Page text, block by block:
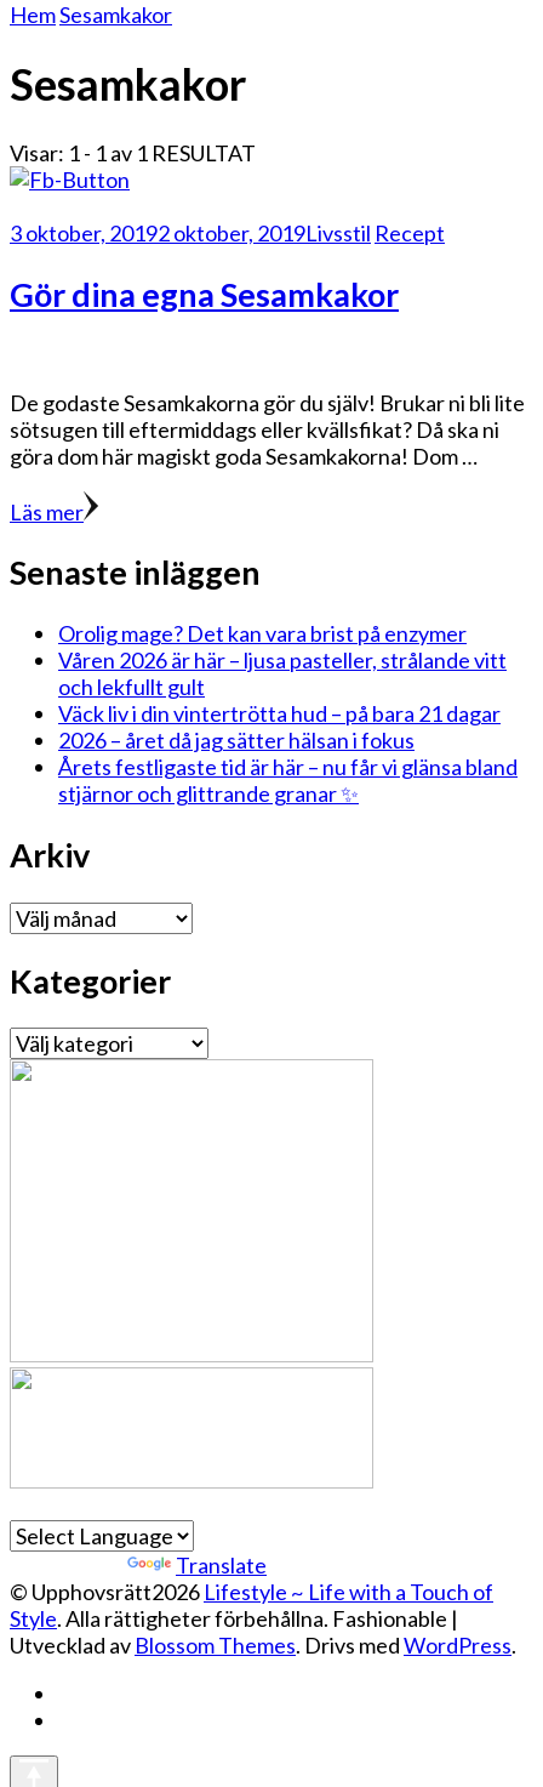
HemSesamkakor
Sesamkakor
Visar: 1 - 1 av 1 RESULTAT
3 oktober, 20192 oktober, 2019Livsstil Recept
Gör dina egna Sesamkakor
De godaste Sesamkakorna gör du själv! Brukar ni bli lite
sötsugen till eftermiddags eller kvällsfikat? Då ska ni
göra dom här magiskt goda Sesamkakorna! Dom …
Läs mer
Senaste inläggen
Orolig mage? Det kan vara brist på enzymer
Våren 2026 är här – ljusa pasteller, strålande vitt
och lekfullt gult
Väck liv i din vintertrötta hud – på bara 21 dagar
2026 – året då jag sätter hälsan i fokus
Årets festligaste tid är här – nu får vi glänsa bland
stjärnor och glittrande granar ✨
Arkiv
Arkiv
Kategorier
Kategorier
Translate
© Upphovsrätt2026 Lifestyle ~ Life with a Touch of
Style. Alla rättigheter förbehållna. Fashionable |
Utvecklad av Blossom Themes. Drivs medWordPress.